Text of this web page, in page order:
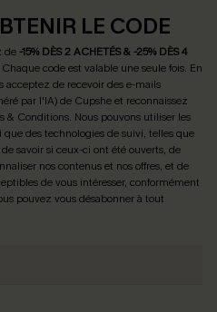
LE CODE
de -15% DÈS 2 ACHETÉS & -25% DÈS 4
code est valable une seule fois. En
acceptez de recevoir des e-mails
par l'IA) de Cupshe et reconnaissez
& Conditions. Nous pouvons utiliser les
des technologies de suivi, telles que
savoir si ceux-ci ont été ouverts, de
nos contenus et nos offres, et de
de vous intéresser, conformément
pouvez vous désabonner à tout